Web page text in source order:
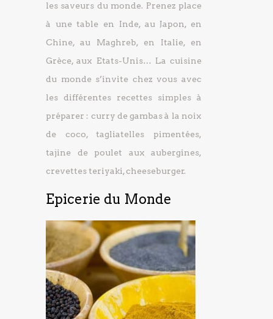
les saveurs du monde. Prenez place
à une table en Inde, au Japon, en
Chine, au Maghreb, en Italie, en
Grèce, aux Etats-Unis… La cuisine
du monde s’invite chez vous avec
les différentes recettes simples à
préparer : curry de gambas à la noix
de coco, tagliatelles pimentées,
tajine de poulet aux aubergines,
crevettes teriyaki, cheeseburger.
Epicerie du Monde